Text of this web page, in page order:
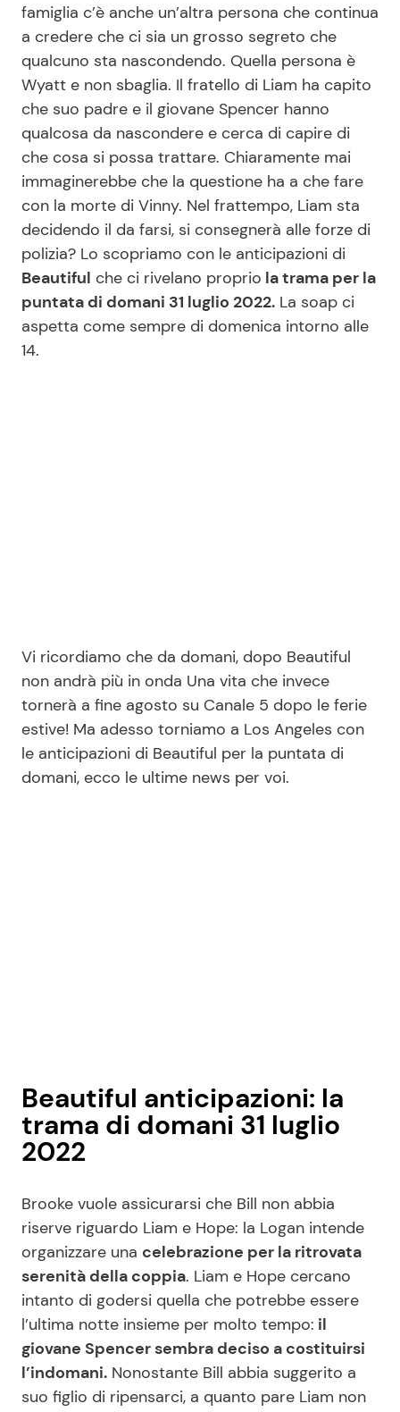
News benessere
Salute
Viaggi e Turismo
Festività
Primi Piatti
Ricette Facili e Veloci
Ricette Feste
Ricette per Bambini
Seguici
famiglia c’è anche un’altra persona che continua
a credere che ci sia un grosso segreto che
qualcuno sta nascondendo. Quella persona è
Wyatt e non sbaglia. Il fratello di Liam ha capito
che suo padre e il giovane Spencer hanno
qualcosa da nascondere e cerca di capire di
che cosa si possa trattare. Chiaramente mai
immaginerebbe che la questione ha a che fare
con la morte di Vinny. Nel frattempo, Liam sta
decidendo il da farsi, si consegnerà alle forze di
polizia? Lo scopriamo con le anticipazioni di
Beautiful che ci rivelano proprio la trama per la
puntata di domani 31 luglio 2022. La soap ci
aspetta come sempre di domenica intorno alle
14.
Vi ricordiamo che da domani, dopo Beautiful
non andrà più in onda Una vita che invece
tornerà a fine agosto su Canale 5 dopo le ferie
estive! Ma adesso torniamo a Los Angeles con
le anticipazioni di Beautiful per la puntata di
domani, ecco le ultime news per voi.
Beautiful anticipazioni: la
trama di domani 31 luglio
2022
Brooke vuole assicurarsi che Bill non abbia
riserve riguardo Liam e Hope: la Logan intende
organizzare una celebrazione per la ritrovata
serenità della coppia. Liam e Hope cercano
intanto di godersi quella che potrebbe essere
l’ultima notte insieme per molto tempo: il
giovane Spencer sembra deciso a costituirsi
l’indomani. Nonostante Bill abbia suggerito a
suo figlio di ripensarci, a quanto pare Liam non